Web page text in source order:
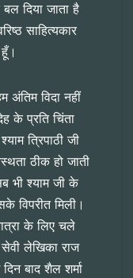
दिया जाता है
साहित्यकार
विदा नहीं
के प्रति चिंता
त्रिपाठी जी
ठीक हो जाती
भी श्याम जी के
विपरीत मिली।
के लिए चले
लेखिका राज
बाद शैल शर्मा